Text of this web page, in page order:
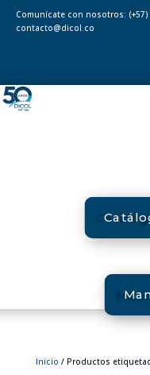
Comunícate con nosotros:
contacto@dicol.co
Inicio / Productos